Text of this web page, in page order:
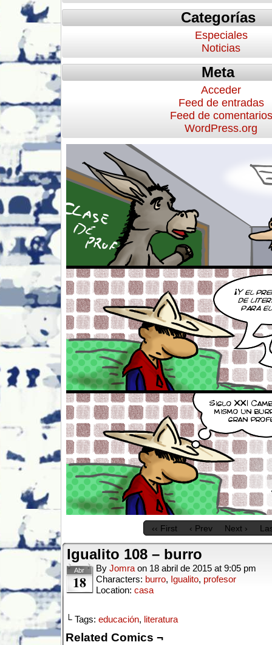
Categorías
Especiales
Noticias
Meta
Acceder
Feed de entradas
Feed de comentarios
WordPress.org
‹‹ First ‹ Prev Next ›
Igualito 108 – burro
Abr
18
By Jomra on 18 abril de 2015 at 9:05 pm
Characters: burro, Igualito, profesor
Location: casa
└ Tags: educación, literatura
Related Comics ¬